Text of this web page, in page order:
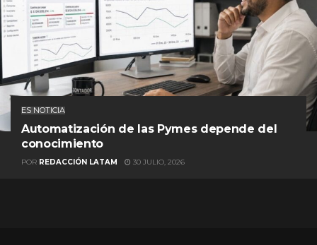
ES NOTICIA
Automatización de las Pymes depende del
conocimiento
POR REDACCIÓN LATAM 30 JULIO, 2026